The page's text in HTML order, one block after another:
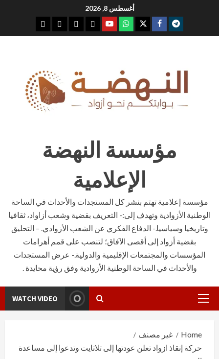
أغسطس 8, 2026
telegram
facebook
x
whatsap
youtube
مؤسسة النهضة
الإعلامية
مؤسسة إعلامية تهتم بنشر كل المستجدات والأحداث في الساحة
الوطنية الأزوادية وتهدف إلى:- التعريف بقضية وشعب أزاواد، ثقافيا
وتاريخيا وسياسيا.- الدفاع الفكري عن الشعب الأزوادي. – التحليق
بقضية أزواد إلى أقصى الآفاق؛ لتنصب على قمم أهرامات
المؤسسات والمجتمعات الإقليمية والدولية.- عرض المستجدات
والأحداث في الساحة الوطنية الأزوادية وفق رؤية محايدة .
Primary
WATCH VIDEO
Home
غير مصنف
حركة إنقاذ ازواد تعلن عودتها إلى تلاتايت وتدعوا إلى مساعدة